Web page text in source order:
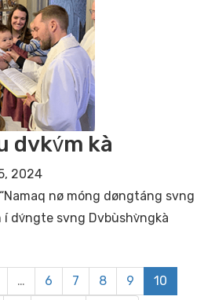
dvkv́m kà
2024
nø móng døngtáng svng
í dv́ngte svng Dvbùshv̀ngkà
… 6 7 8 9
10